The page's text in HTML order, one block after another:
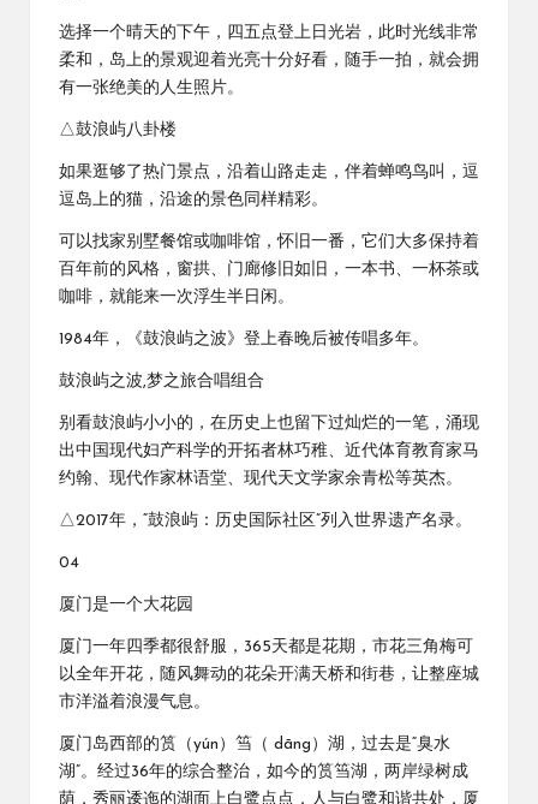
选择一个晴天的下午，四五点登上日光岩，此时光线非常
柔和，岛上的景观迎着光亮十分好看，随手一拍，就会拥
有一张绝美的人生照片。
△鼓浪屿八卦楼
如果逛够了热门景点，沿着山路走走，伴着蝉鸣鸟叫，逗
逗岛上的猫，沿途的景色同样精彩。
可以找家别墅餐馆或咖啡馆，怀旧一番，它们大多保持着
百年前的风格，窗拱、门廊修旧如旧，一本书、一杯茶或
咖啡，就能来一次浮生半日闲。
1984年，《鼓浪屿之波》登上春晚后被传唱多年。
鼓浪屿之波,梦之旅合唱组合
别看鼓浪屿小小的，在历史上也留下过灿烂的一笔，涌现
出中国现代妇产科学的开拓者林巧稚、近代体育教育家马
约翰、现代作家林语堂、现代天文学家余青松等英杰。
△2017年，“鼓浪屿：历史国际社区”列入世界遗产名录。
04
厦门是一个大花园
厦门一年四季都很舒服，365天都是花期，市花三角梅可
以全年开花，随风舞动的花朵开满天桥和街巷，让整座城
市洋溢着浪漫气息。
厦门岛西部的筼（yún）筜（ dāng）湖，过去是“臭水
湖”。经过36年的综合整治，如今的筼筜湖，两岸绿树成
荫，秀丽逶迤的湖面上白鹭点点，人与白鹭和谐共处，厦